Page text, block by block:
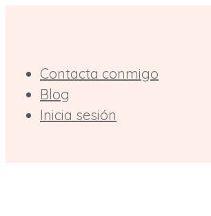
Contacta conmigo
Blog
Inicia sesión